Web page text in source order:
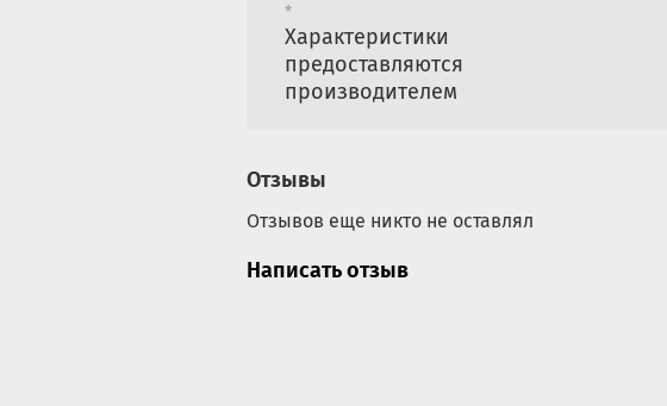
*
Характеристики
предоставляются
производителем
Отзывы
Отзывов еще никто не оставлял
Написать отзыв